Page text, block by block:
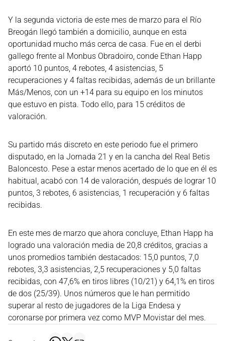
Y la segunda victoria de este mes de marzo para el Río
Breogán llegó también a domicilio, aunque en esta
oportunidad mucho más cerca de casa. Fue en el derbi
gallego frente al Monbus Obradoiro, conde Ethan Happ
aportó 10 puntos, 4 rebotes, 4 asistencias, 5
recuperaciones y 4 faltas recibidas, además de un brillante
Más/Menos, con un +14 para su equipo en los minutos
que estuvo en pista. Todo ello, para 15 créditos de
valoración.
Su partido más discreto en este periodo fue el primero
disputado, en la Jornada 21 y en la cancha del Real Betis
Baloncesto. Pese a estar menos acertado de lo que en él es
habitual, acabó con 14 de valoración, después de lograr 10
puntos, 3 rebotes, 6 asistencias, 1 recuperación y 6 faltas
recibidas.
En este mes de marzo que ahora concluye, Ethan Happ ha
logrado una valoración media de 20,8 créditos, gracias a
unos promedios también destacados: 15,0 puntos, 7,0
rebotes, 3,3 asistencias, 2,5 recuperaciones y 5,0 faltas
recibidas, con 47,6% en tiros libres (10/21) y 64,1% en tiros
de dos (25/39). Unos números que le han permitido
superar al resto de jugadores de la Liga Endesa y
coronarse por primera vez como MVP Movistar del mes.